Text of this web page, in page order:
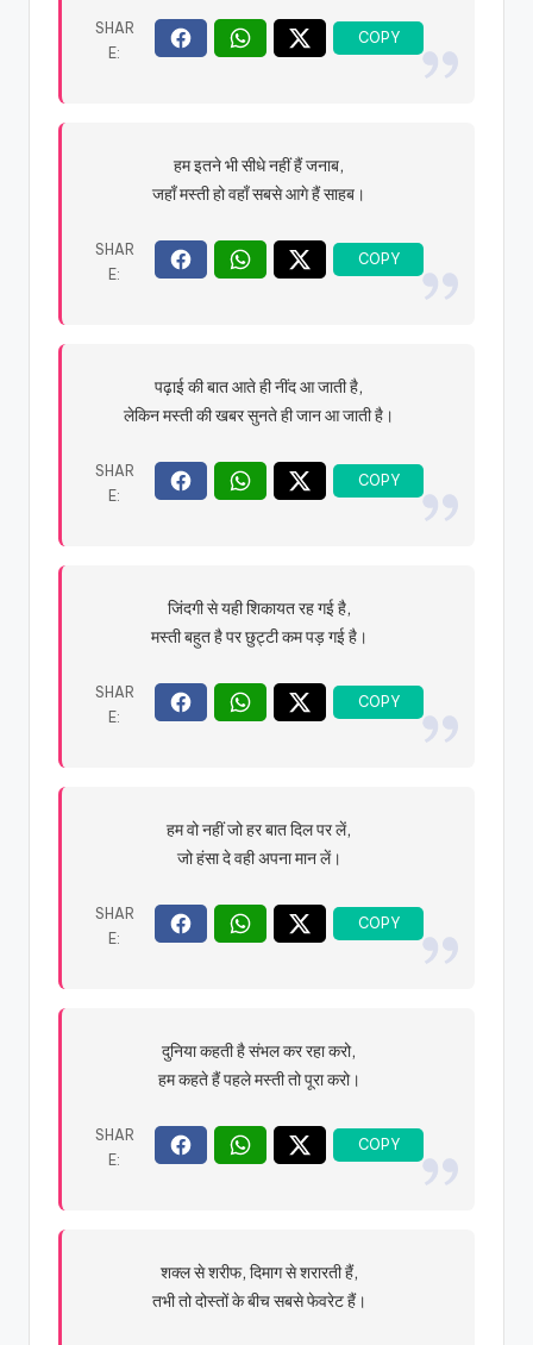
हम इतने भी सीधे नहीं हैं जनाब,
जहाँ मस्ती हो वहाँ सबसे आगे हैं साहब।
पढ़ाई की बात आते ही नींद आ जाती है,
लेकिन मस्ती की खबर सुनते ही जान आ जाती है।
जिंदगी से यही शिकायत रह गई है,
मस्ती बहुत है पर छुट्टी कम पड़ गई है।
हम वो नहीं जो हर बात दिल पर लें,
जो हंसा दे वही अपना मान लें।
दुनिया कहती है संभल कर रहा करो,
हम कहते हैं पहले मस्ती तो पूरा करो।
शक्ल से शरीफ, दिमाग से शरारती हैं,
तभी तो दोस्तों के बीच सबसे फेवरेट हैं।